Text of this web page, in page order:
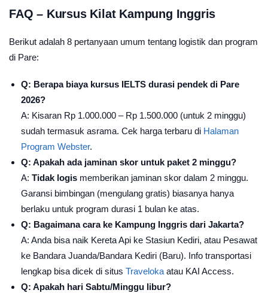
FAQ – Kursus Kilat Kampung Inggris
Berikut adalah 8 pertanyaan umum tentang logistik dan program
di Pare:
Q: Berapa biaya kursus IELTS durasi pendek di Pare
2026?
A: Kisaran Rp 1.000.000 – Rp 1.500.000 (untuk 2 minggu)
sudah termasuk asrama. Cek harga terbaru di Halaman
Program Webster.
Q: Apakah ada jaminan skor untuk paket 2 minggu?
A: Tidak logis memberikan jaminan skor dalam 2 minggu.
Garansi bimbingan (mengulang gratis) biasanya hanya
berlaku untuk program durasi 1 bulan ke atas.
Q: Bagaimana cara ke Kampung Inggris dari Jakarta?
A: Anda bisa naik Kereta Api ke Stasiun Kediri, atau Pesawat
ke Bandara Juanda/Bandara Kediri (Baru). Info transportasi
lengkap bisa dicek di situs Traveloka atau KAI Access.
Q: Apakah hari Sabtu/Minggu libur?